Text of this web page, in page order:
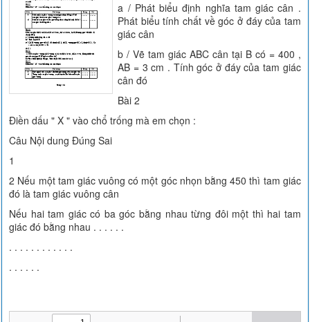
a / Phát biểu định nghĩa tam giác cân .
Phát biểu tính chất về góc ở đáy của tam
giác cân
b / Vẽ tam giác ABC cân tại B có = 400 ,
AB = 3 cm . Tính góc ở đáy của tam giác
cân đó
Bài 2
Điền dấu " X " vào chổ trống mà em chọn :
Câu Nội dung Đúng Sai
1
2 Nếu một tam giác vuông có một góc nhọn bằng 450 thì tam giác
đó là tam giác vuông cân
Nếu hai tam giác có ba góc bằng nhau từng đôi một thì hai tam
giác đó bằng nhau . . . . . .
. . . . . . . . . . . .
. . . . . .